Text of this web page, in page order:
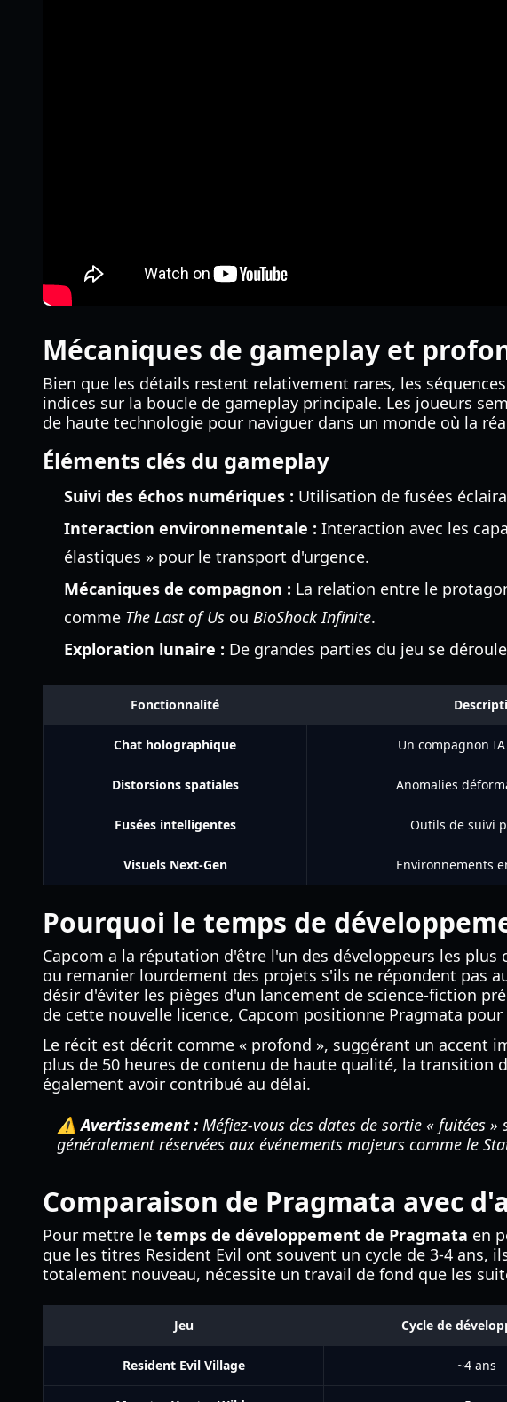
Mécaniques de gameplay et
Bien que les détails restent relativement rares, les
indices sur la boucle de gameplay principale. Les joueurs
de haute technologie pour naviguer dans un monde où la
Éléments clés du gameplay
Suivi des échos numériques : Utilisation de fusées
Interaction environnementale : Interaction avec les
élastiques » pour le transport d'urgence.
Mécaniques de compagnon : La relation entre le
comme The Last of Us ou BioShock Infinite.
Exploration lunaire : De grandes parties du jeu se
Fonctionnalité
Chat holographique Un compagnon
Distorsions spatiales Anomalies
Fusées intelligentes Outils de suivi
Visuels Next-Gen Environnements
Pourquoi le temps de
Capcom a la réputation d'être l'un des développeurs les
ou remanier lourdement des projets s'ils ne répondent pas
désir d'éviter les pièges d'un lancement de science-fiction
de cette nouvelle licence, Capcom positionne Pragmata
Le récit est décrit comme « profond », suggérant un
plus de 50 heures de contenu de haute qualité, la
également avoir contribué au délai.
⚠️ Avertissement : Méfiez-vous des dates de sortie « fuitées
généralement réservées aux événements majeurs comme le
Comparaison de Pragmata avec
Pour mettre le temps de développement de Pragmata en
que les titres Resident Evil ont souvent un cycle de 3-4
totalement nouveau, nécessite un travail de fond que les
Jeu Cycle de
Resident Evil Village ~4 ans